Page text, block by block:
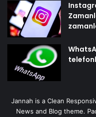
Jannah is a Clean
News and Blog theme.